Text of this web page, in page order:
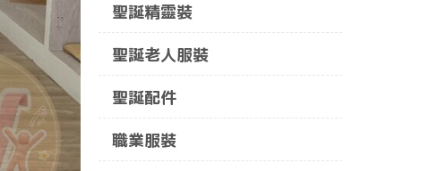
聖誕精靈裝
聖誕老人服裝
聖誕配件
職業服裝